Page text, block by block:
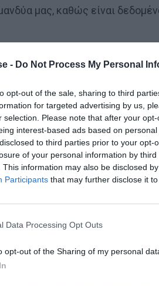
- Do Not Process My Personal
opt-out of the sale, sharing to third
for targeted advertising by us,
selection. Please note that after your
interest-based ads based on
to third parties prior to your opt-
of your personal information by
This information may also be disclosed
Participants that may further disclose it
Data Processing Opt Outs
opt-out of the Sharing of my personal
μας, καθώς είναι
Τρίκαλα και ο δήμαρχός τους,
πόλη και πώς
τον Ετιέν Καμαρά
δροσισμού προχώρησε με τη
χαμηλό κόστος αφού «η στάση